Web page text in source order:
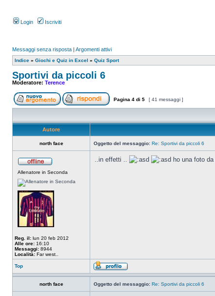
Login Iscriviti
Messaggi senza risposta | Argomenti attivi
Indice » Giochi e Quiz in Excel » Quiz Sport
Sportivi da piccoli 6
Moderatore: Terence
Pagina 4 di 5 [ 41 messaggi ]
Autore
north face Oggetto del messaggio: Re: Sportivi da piccoli 6
Allenatore in Seconda
Reg. il: lun 20 feb 2012
Alle ore: 16:10
Messaggi: 8944
Località: Far west..
..in effetti .. ho una foto
Top
north face Oggetto del messaggio: Re: Sportivi da piccoli 6